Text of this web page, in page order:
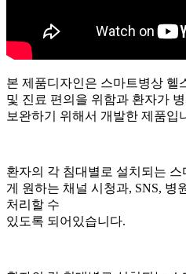
본 제품디자인은 스마트병상 헬
및 진료 편의을 위함과 환자가
보완하기 위해서 개발한 제품입
환자의 각 침대별로 설치되는
게 원하는 채널 시청과, SNS, 병
처리할 수
있도록 되어있습니다.